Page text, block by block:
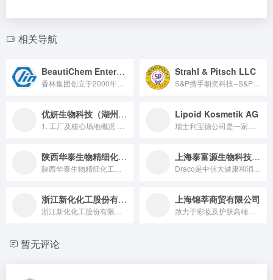
相关导航
BeautiChem Enterprise Co., Ltd. Strahl & Pitsch LLC
优妍生物科技（湖州）有限公司 Lipoid Kosmetik AG
陕西华泰生物精细化工有限公司 上海泰富源生物科技有限公司
浙江新化化工股份有限公司 上海锦莘商贸有限公司
暂无评论